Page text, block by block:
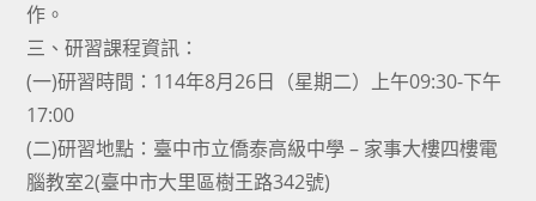
作。
三、研習課程資訊：
(一)研習時間：114年8月26日（星期二）上午09:30-下午
17:00
(二)研習地點：臺中市立僑泰高級中學 – 家事大樓四樓電
腦教室2(臺中市大里區樹王路342號)